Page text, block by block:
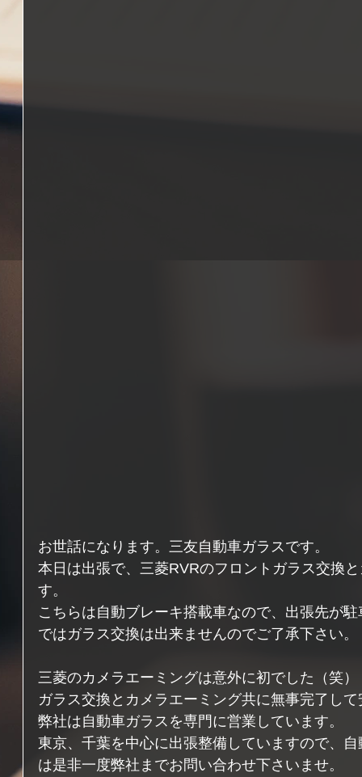
お世話になります。三友自動車ガラスです。
本日は出張で、三菱RVRのフロントガラス交換
す。
こちらは自動ブレーキ搭載車なので、出張先が
ではガラス交換は出来ませんのでご了承下さい。
三菱のカメラエーミングは意外に初でした（笑）
ガラス交換とカメラエーミング共に無事完了し
弊社は自動車ガラスを専門に営業しています。
東京、千葉を中心に出張整備していますので、
は是非一度弊社までお問い合わせ下さいませ。